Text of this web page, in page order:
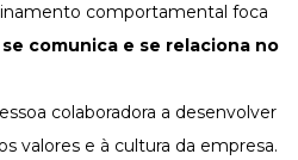
comportamental foca
comunica e se relaciona no
colaboradora a desenvolver
valores e à cultura da empresa.